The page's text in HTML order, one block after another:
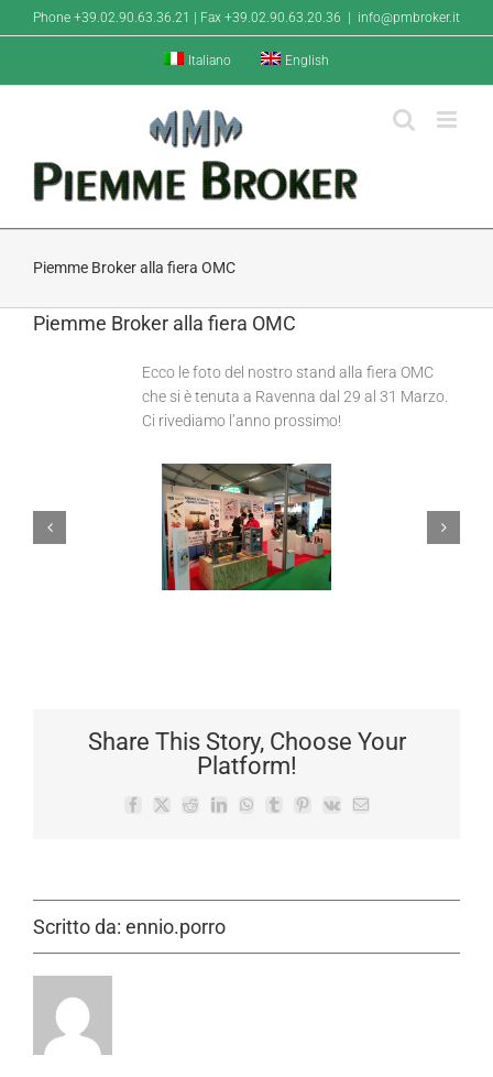
al
Phone +39.02.90.63.36.21 | Fax +39.02.90.63.20.36 info@pmbroker.it
Italiano English
Piemme Broker alla fiera OMC
Piemme Broker alla fiera OMC
Ecco le foto del nostro stand alla fiera OMC
che si è tenuta a Ravenna dal 29 al 31 Marzo.
Ci rivediamo l’anno prossimo!
Share This Story, Choose Your
Platform!
Facebook
X RedditLinkedInWhatsApp
TumblrPinterest
Vk Email
Scritto da: ennio.porro